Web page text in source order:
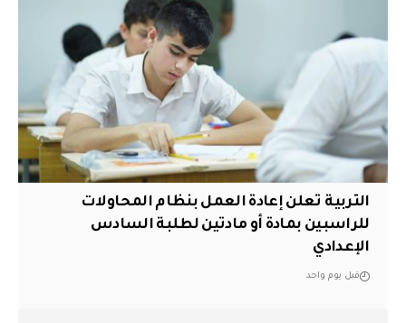
التربية تعلن إعادة العمل بنظام المحاولات
للراسبين بمادة أو مادتين لطلبة السادس
الإعدادي
قبل يوم واحد